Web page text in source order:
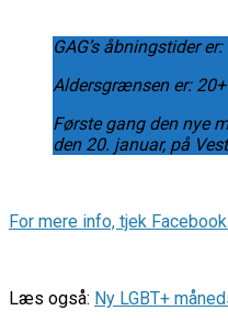
GAG’s åbningstider
Aldersgrænsen er: 20+
Første gang den nye
den 20. januar, på
For mere info, tjek Facebook.
Læs også: Ny LGBT+